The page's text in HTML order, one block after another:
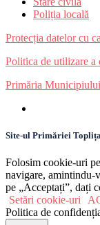
Poliția locală
Protecția datelor cu
Politica de utilizare
Primăria
Site-ul Primăriei
Folosim cookie-uri
navigare, amintindu-
pe „Acceptați”, dați
Setări cookie-uri
Politica de